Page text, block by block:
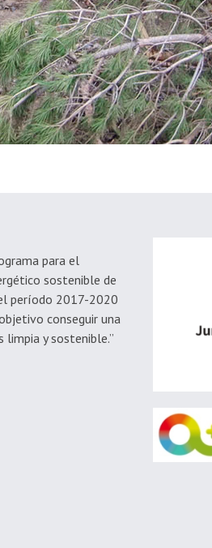
para el
sostenible de
período 2017-2020
conseguir una
limpia y sostenible.”